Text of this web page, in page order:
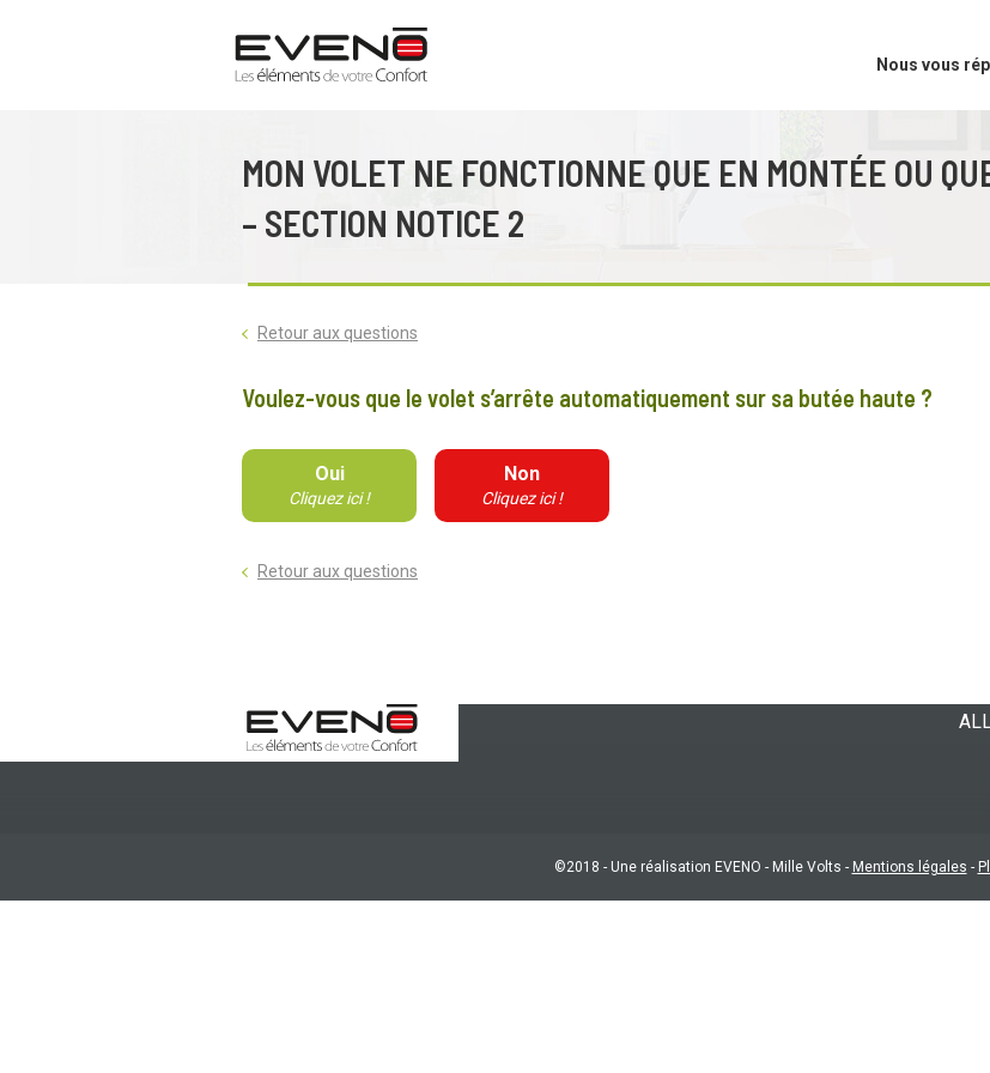
Nous vous
MON VOLET NE FONCTIONNE QUE EN MONTÉE OU
– SECTION NOTICE 2
Retour aux questions
Voulez-vous que le volet s’arrête automatiquement sur sa butée haute ?
Oui
Cliquez ici !
Non
Cliquez ici !
Retour aux questions
©2018 - Une réalisation EVENO - Mille Volts - Mentions légales -